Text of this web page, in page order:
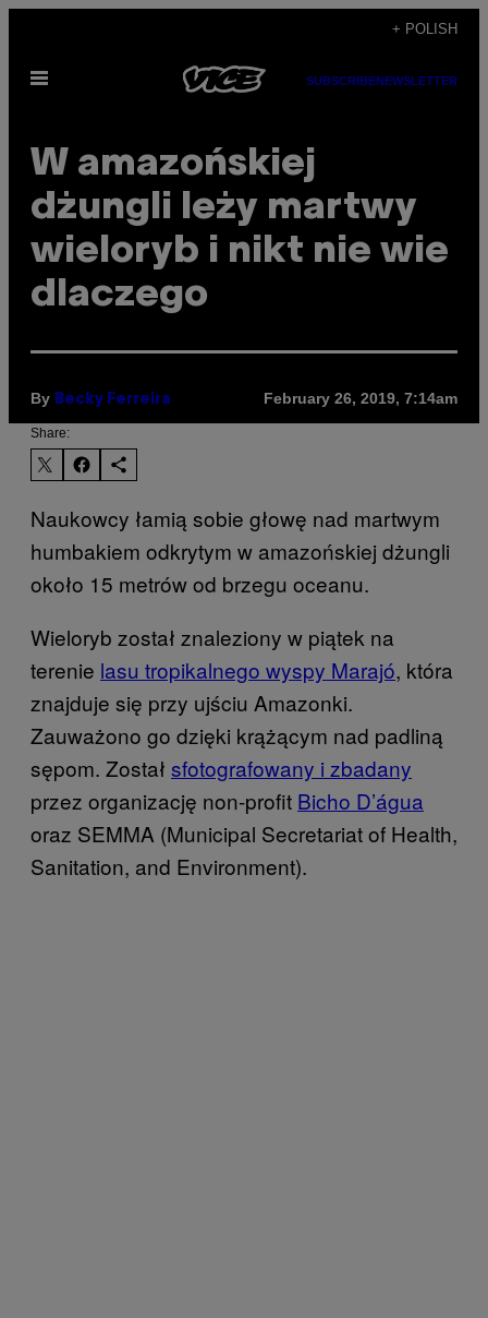
content
+ POLISH
Open
SUBSCRIBENEWSLETTER
W amazońskiej
dżungli leży martwy
wieloryb i nikt nie wie
dlaczego
By Becky Ferreira February 26, 2019, 7:14am
Share:
Naukowcy łamią sobie głowę nad martwym
humbakiem odkrytym w amazońskiej dżungli
około 15 metrów od brzegu oceanu.
Wieloryb został znaleziony w piątek na
terenie lasu tropikalnego wyspy Marajó, która
znajduje się przy ujściu Amazonki.
Zauważono go dzięki krążącym nad padliną
sępom. Został sfotografowany i zbadany
przez organizację non-profit Bicho D’água
oraz SEMMA (Municipal Secretariat of Health,
Sanitation, and Environment).